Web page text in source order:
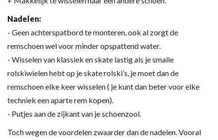
Nadelen:
- Geen achterspatbord te monteren, ook al zorgt de
remschoen wel voor minder opspattend water.
- Wisselen van klassiek en skate lastig als je smalle
rolskiwielen hebt op je skate rolski’s, je moet dan de
remschoen elke keer wisselen ( je kunt dan beter voor elke
techniek een aparte rem kopen).
- Putjes aan de zijkant van je schoenzool.
Toch wegen de voordelen zwaarder dan de nadelen. Vooral